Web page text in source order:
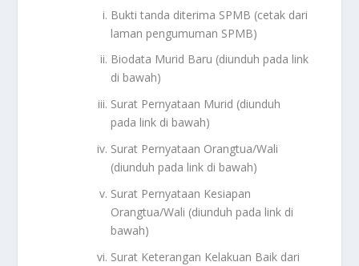
Bukti tanda diterima SPMB (cetak dari
laman pengumuman SPMB)
Biodata Murid Baru (diunduh pada link
di bawah)
Surat Pernyataan Murid (diunduh
pada link di bawah)
Surat Pernyataan Orangtua/Wali
(diunduh pada link di bawah)
Surat Pernyataan Kesiapan
Orangtua/Wali (diunduh pada link di
bawah)
Surat Keterangan Kelakuan Baik dari